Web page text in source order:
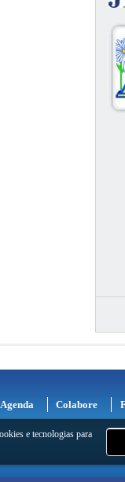
e tecnologias para
Agenda Colabore